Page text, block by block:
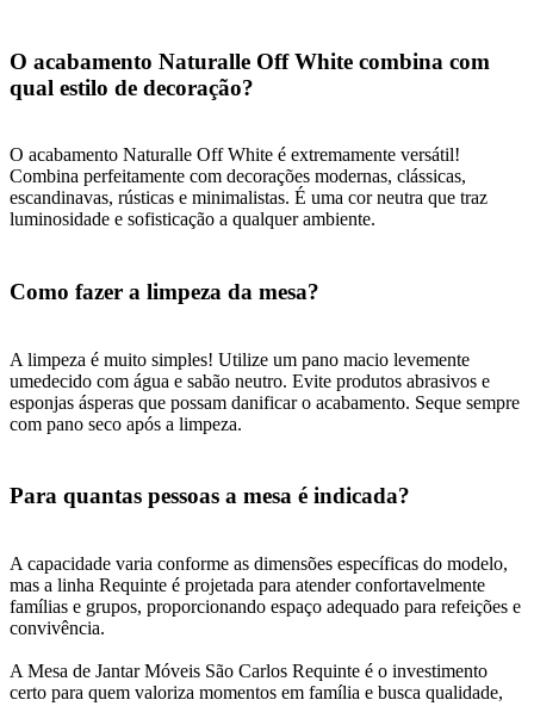
O acabamento Naturalle Off White combina com
qual estilo de decoração?
O acabamento Naturalle Off White é extremamente versátil!
Combina perfeitamente com decorações modernas, clássicas,
escandinavas, rústicas e minimalistas. É uma cor neutra que traz
luminosidade e sofisticação a qualquer ambiente.
Como fazer a limpeza da mesa?
A limpeza é muito simples! Utilize um pano macio levemente
umedecido com água e sabão neutro. Evite produtos abrasivos e
esponjas ásperas que possam danificar o acabamento. Seque sempre
com pano seco após a limpeza.
Para quantas pessoas a mesa é indicada?
A capacidade varia conforme as dimensões específicas do modelo,
mas a linha Requinte é projetada para atender confortavelmente
famílias e grupos, proporcionando espaço adequado para refeições e
convivência.
A Mesa de Jantar Móveis São Carlos Requinte é o investimento
certo para quem valoriza momentos em família e busca qualidade,